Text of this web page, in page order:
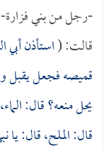
-رجل من بني فزارة-
قالت: (استأذن
قميصه فجعل يقبل
يحل منعه؟ قال:
قال: الملح، قال: يا